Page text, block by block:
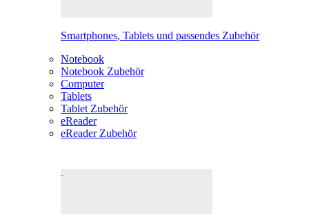
Smartphones, Tablets und passendes Zubehör
Notebook
Notebook Zubehör
Computer
Tablets
Tablet Zubehör
eReader
eReader Zubehör